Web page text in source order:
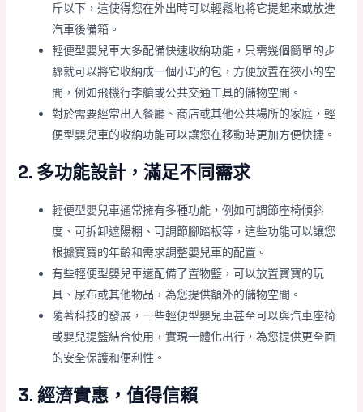
斤以下，這使得您在外出時可以輕鬆地將它提起來或放進
汽車後備箱。
輕便型嬰兒車大多配備快速收納功能，只需幾個簡單的步
驟就可以將它收納成一個小巧的包，方便放置在狹小的空
間，例如飛機行李艙或公共交通工具的儲物空間。
對於需要經常出入餐廳、商店或其他公共場所的家庭，輕
便型嬰兒車的收納功能可以讓您在移動時更加方便快捷。
2. 多功能設計，滿足不同需求
輕便型嬰兒車通常擁有多種功能，例如可調節座椅傾斜
度、可拆卸遮陽棚、可調節腳踏板等，這些功能可以讓您
根據寶寶的年齡和需求調整嬰兒車的配置。
有些輕便型嬰兒車還配備了置物籃，可以放置寶寶的玩
具、尿布或其他物品，為您提供額外的儲物空間。
隨著科技的發展，一些輕便型嬰兒車甚至可以與汽車座椅
或嬰兒提籃結合使用，實現一體化出行，為您提供更全面
的安全保護和便利性。
3. 經濟實惠，值得信賴